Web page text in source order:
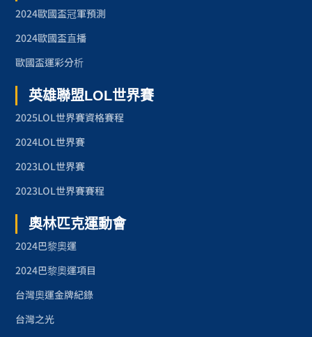
2024歐國盃冠軍預測
2024歐國盃直播
歐國盃運彩分析
英雄聯盟LOL世界賽
2025LOL世界賽資格賽程
2024LOL世界賽
2023LOL世界賽
2023LOL世界賽賽程
奧林匹克運動會
2024巴黎奧運
2024巴黎奧運項目
台灣奧運金牌紀錄
台灣之光